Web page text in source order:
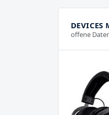
DEVICES
offene